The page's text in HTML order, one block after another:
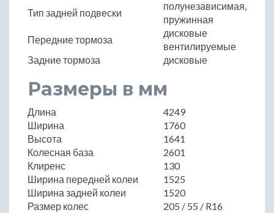
Тип задней подвески
полунезависимая,
пружинная
Передние тормоза
дисковые
вентилируемые
Задние тормоза
дисковые
Размеры в мм
Длина
4249
Ширина
1760
Высота
1641
Колесная база
2601
Клиренс
130
Ширина передней колеи
1525
Ширина задней колеи
1520
Размер колес
205 / 55 / R16